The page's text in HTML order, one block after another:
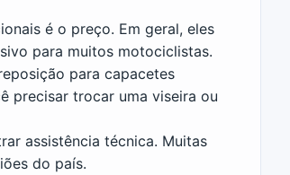
é o preço. Em geral, eles
para muitos motociclistas.
para capacetes
precisar trocar uma viseira ou
assistência técnica. Muitas
do país.